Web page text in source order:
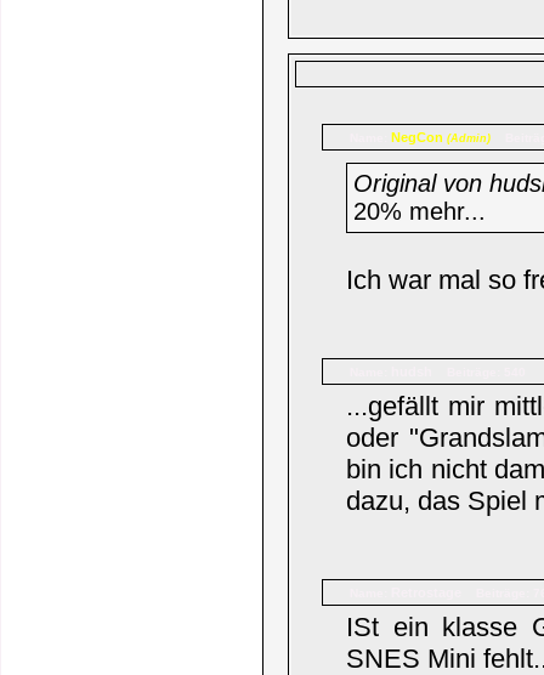
NegCon (Admin)
Original von
20% mehr...
Ich war mal so
...gefällt mir
oder
bin ich nicht
dazu, das Spiel
ISt ein klasse
SNES Mini